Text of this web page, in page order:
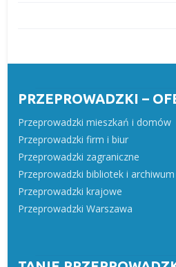
PRZEPROWADZKI –
Przeprowadzki mieszkań i domów
Przeprowadzki firm i biur
Przeprowadzki zagraniczne
Przeprowadzki bibliotek i archiwum
Przeprowadzki krajowe
Przeprowadzki Warszawa